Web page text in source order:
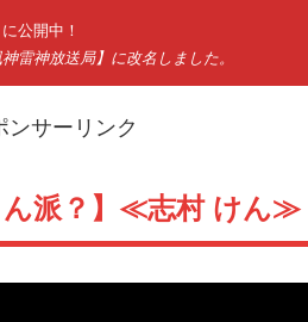
公開中！
雷神放送局】に改名しました。
ンサーリンク
ん派？】≪志村 けん≫